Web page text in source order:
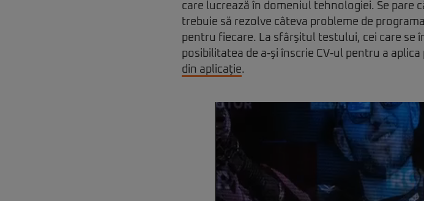
care lucrează în domeniul tehnologiei. Se pare
trebuie să rezolve câteva probleme de
pentru fiecare. La sfârşitul testului, cei care se
posibilitatea de a-şi înscrie CV-ul pentru a
din aplicaţie.